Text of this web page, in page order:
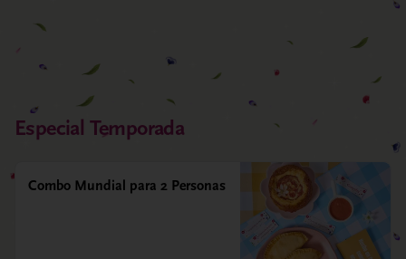
Especial Temporada
Combo Mundial para 2 Personas